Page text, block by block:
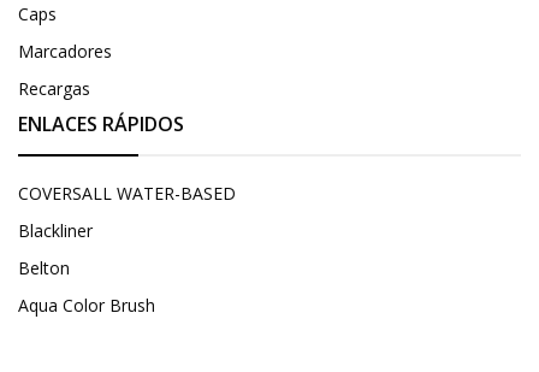
Caps
Marcadores
Recargas
ENLACES RÁPIDOS
COVERSALL WATER-BASED
Blackliner
Belton
Aqua Color Brush